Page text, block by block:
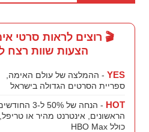
🎬 רוצים לראות סרטי
הצעות שוות רצח
YES - ההמלצה של עולם האימה,
ספריית הסרטים הגדולה בישראל
HOT
- הנחה של 50% ל-3
הראשונים, אינטרנט מהיר או טריפל,
כולל HBO Max